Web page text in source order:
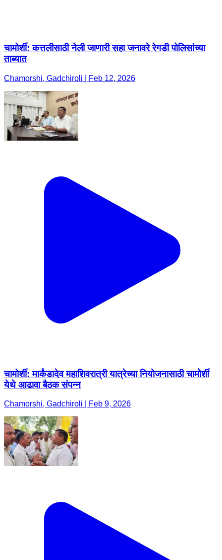
चामोर्शी: कत्तलीसाठी नेली जाणारी सहा जनावरे रेगडी पोलिसांच्या
ताब्यात
Chamorshi, Gadchiroli | Feb 12, 2026
चामोर्शी: मार्कंडादेव महाशिवरात्री यात्रेच्या नियोजनासाठी चामोर्शी
येथे आढावा बैठक संपन्न
Chamorshi, Gadchiroli | Feb 9, 2026